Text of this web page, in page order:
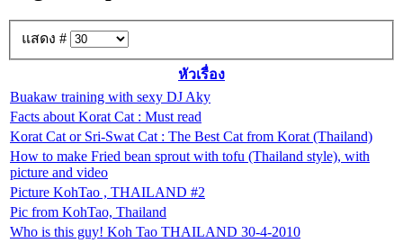
แสดง #
หัวเรื่อง
Buakaw training with sexy DJ Aky
Facts about Korat Cat : Must read
Korat Cat or Sri-Swat Cat : The Best Cat from Korat (Thailand)
How to make Fried bean sprout with tofu (Thailand style), with
picture and video
Picture KohTao , THAILAND #2
Pic from KohTao, Thailand
Who is this guy! Koh Tao THAILAND 30-4-2010